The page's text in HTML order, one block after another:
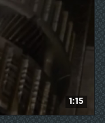
1:15